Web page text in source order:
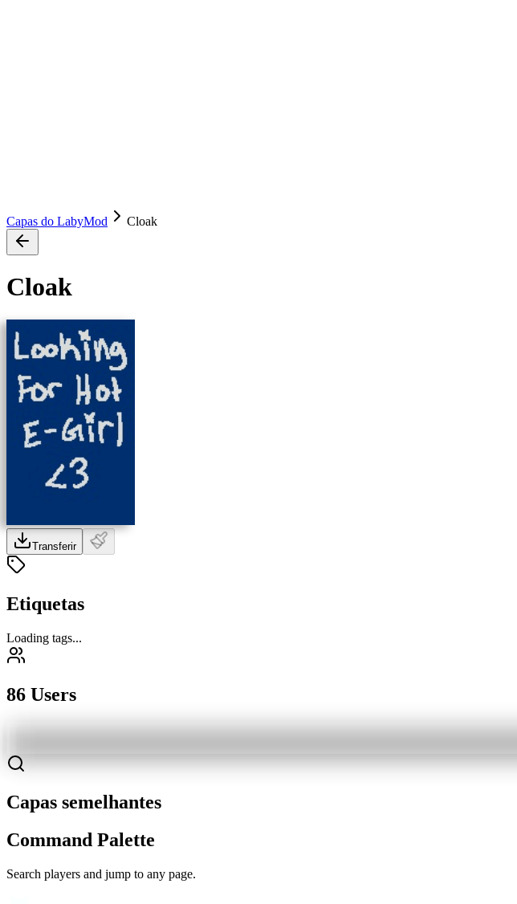
Capas do LabyMod Cloak
Cloak
Transferir
Etiquetas
Loading tags...
86 Users
Capas semelhantes
Command Palette
Search players and jump to any page.